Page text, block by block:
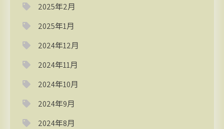
2025年2月
2025年1月
2024年12月
2024年11月
2024年10月
2024年9月
2024年8月